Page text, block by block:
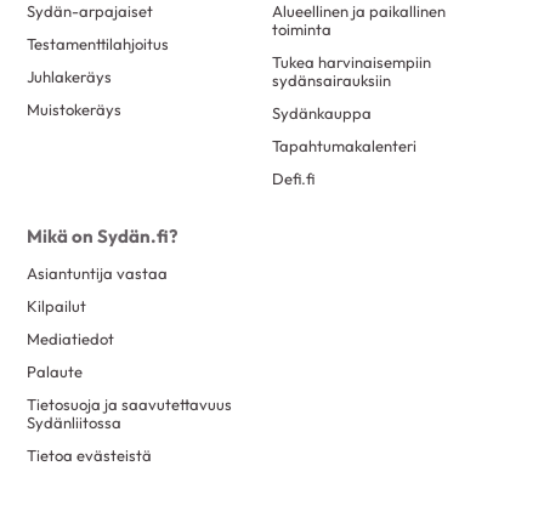
Sydän-arpajaiset
Testamenttilahjoitus
Juhlakeräys
Muistokeräys
Alueellinen ja paikallinen
toiminta
Tukea harvinaisempiin
sydänsairauksiin
Sydänkauppa
Tapahtumakalenteri
Defi.fi
Mikä on Sydän.fi?
Asiantuntija vastaa
Kilpailut
Mediatiedot
Palaute
Tietosuoja ja saavutettavuus
Sydänliitossa
Tietoa evästeistä